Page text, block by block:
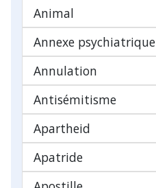
Animal
Annexe psychiatrique
Annulation
Antisémitisme
Apartheid
Apatride